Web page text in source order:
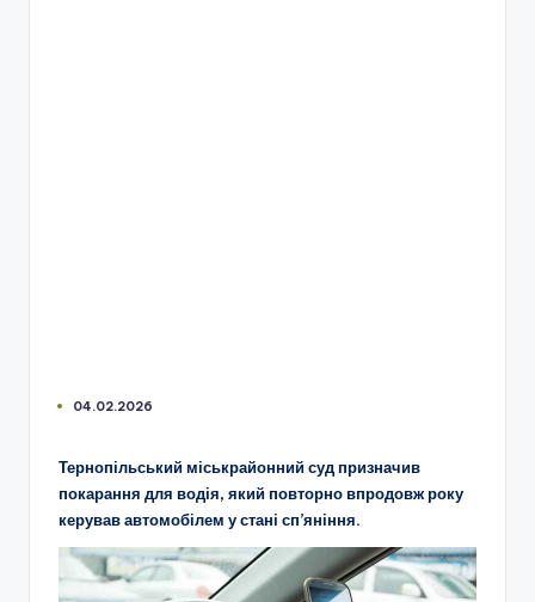
04.02.2026
Тернопільський міськрайонний суд призначив
покарання для водія, який повторно впродовж року
керував автомобілем у стані сп’яніння.